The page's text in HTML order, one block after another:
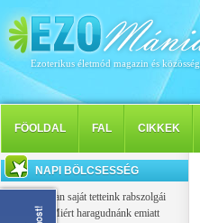
Ezoterikus életmód magazin és közösség
FÖOLDAL FAL CIKKEK
NAPI BÖLCSESSÉG
Mindannyian saját tetteink rabszolgái
vagyunk: Miért haragudnánk emiatt